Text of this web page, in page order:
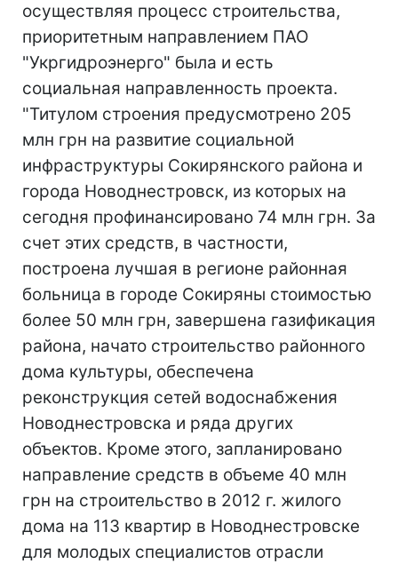
осуществляя процесс строительства,
приоритетным направлением ПАО
"Укргидроэнерго" была и есть
социальная направленность проекта.
"Титулом строения предусмотрено 205
млн грн на развитие социальной
инфраструктуры Сокирянского района и
города Новоднестровск, из которых на
сегодня профинансировано 74 млн грн. За
счет этих средств, в частности,
построена лучшая в регионе районная
больница в городе Сокиряны стоимостью
более 50 млн грн, завершена газификация
района, начато строительство районного
дома культуры, обеспечена
реконструкция сетей водоснабжения
Новоднестровска и ряда других
объектов. Кроме этого, запланировано
направление средств в объеме 40 млн
грн на строительство в 2012 г. жилого
дома на 113 квартир в Новоднестровске
для молодых специалистов отрасли